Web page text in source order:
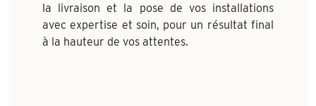
la livraison et la pose de vos installations
avec expertise et soin, pour un résultat final
à la hauteur de vos attentes.